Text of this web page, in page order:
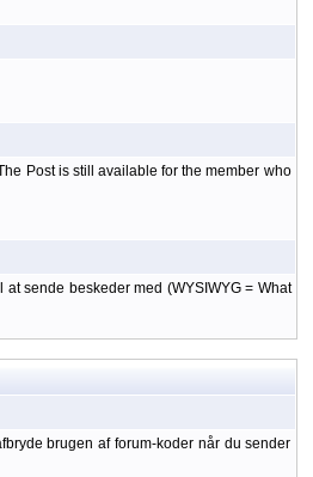
Post is still available for the member who
sende beskeder med (WYSIWYG = What
brugen af forum-koder når du sender